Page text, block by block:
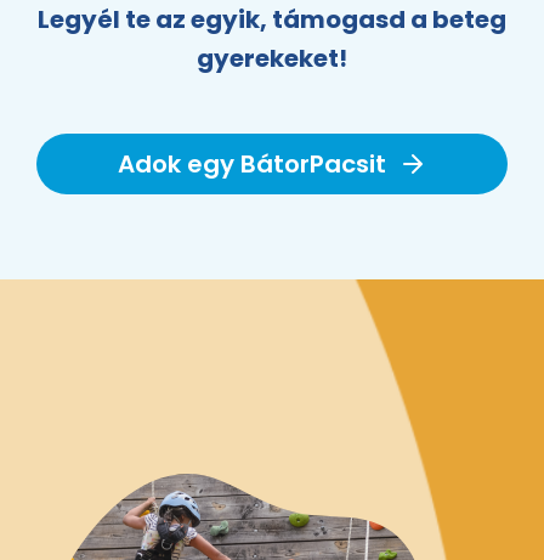
Legyél te az egyik, támogasd a beteg
gyerekeket!
Adok egy BátorPacsit